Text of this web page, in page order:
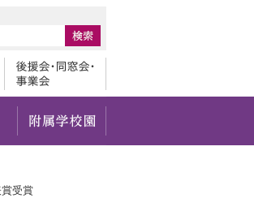
地域・一般の方企業の方
受賞